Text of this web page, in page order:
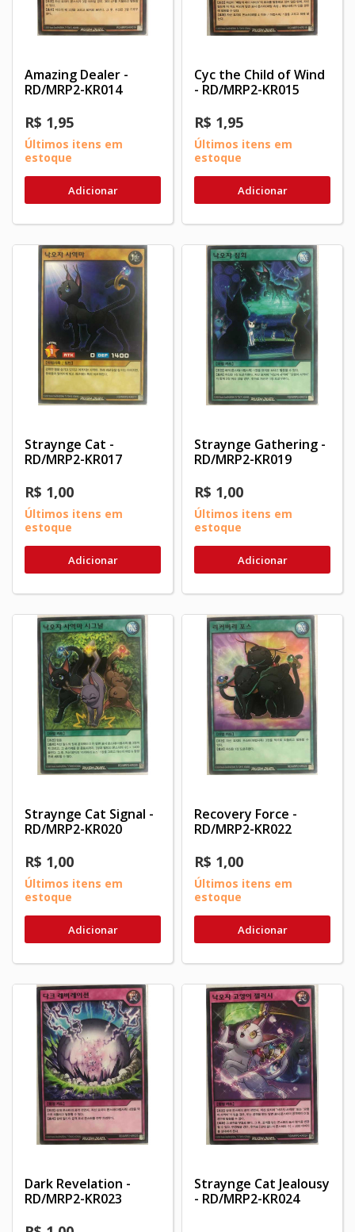
Amazing Dealer -
RD/MRP2-KR014
R$ 1,95
Últimos itens em
estoque
Adicionar
Cyc the Child of Wind
- RD/MRP2-KR015
R$ 1,95
Últimos itens em
estoque
Adicionar
Straynge Cat -
RD/MRP2-KR017
R$ 1,00
Últimos itens em
estoque
Adicionar
Straynge Gathering -
RD/MRP2-KR019
R$ 1,00
Últimos itens em
estoque
Adicionar
Straynge Cat Signal -
RD/MRP2-KR020
R$ 1,00
Últimos itens em
estoque
Adicionar
Recovery Force -
RD/MRP2-KR022
R$ 1,00
Últimos itens em
estoque
Adicionar
Dark Revelation -
RD/MRP2-KR023
Straynge Cat Jealousy
- RD/MRP2-KR024